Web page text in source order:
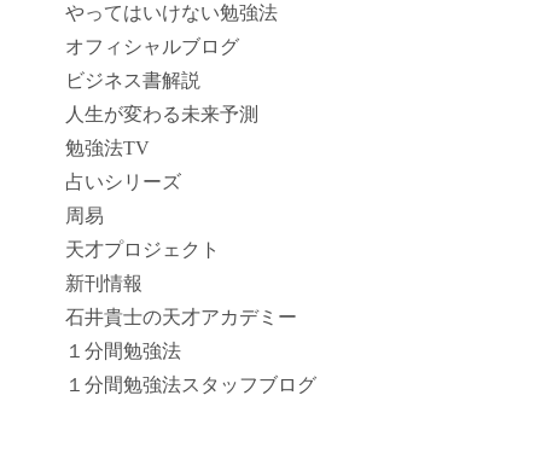
やってはいけない勉強法
オフィシャルブログ
ビジネス書解説
人生が変わる未来予測
勉強法TV
占いシリーズ
周易
天才プロジェクト
新刊情報
石井貴士の天才アカデミー
１分間勉強法
１分間勉強法スタッフブログ